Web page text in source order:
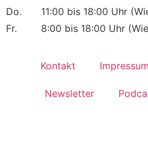
Do.
11:00 bis 18:00 Uhr
Fr.
8:00 bis 18:00 Uhr
Kontakt Impressum
Newsletter